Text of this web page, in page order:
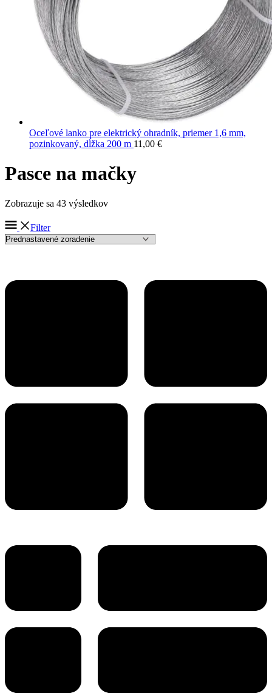
Oceľové lanko pre elektrický ohradník, priemer 1,6 mm,
pozinkovaný, dĺžka 200 m 11,00 €
Pasce na mačky
Zobrazuje sa 43 výsledkov
Filter